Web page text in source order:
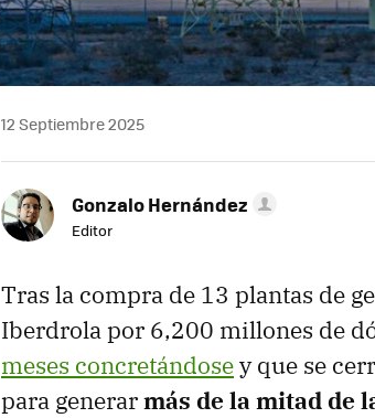
12 Septiembre 2025
Gonzalo Hernández
Editor
Tras la compra de 13 plantas de
Iberdrola por 6,200 millones de
meses concretándosey que se
para generarmás de la mitad de